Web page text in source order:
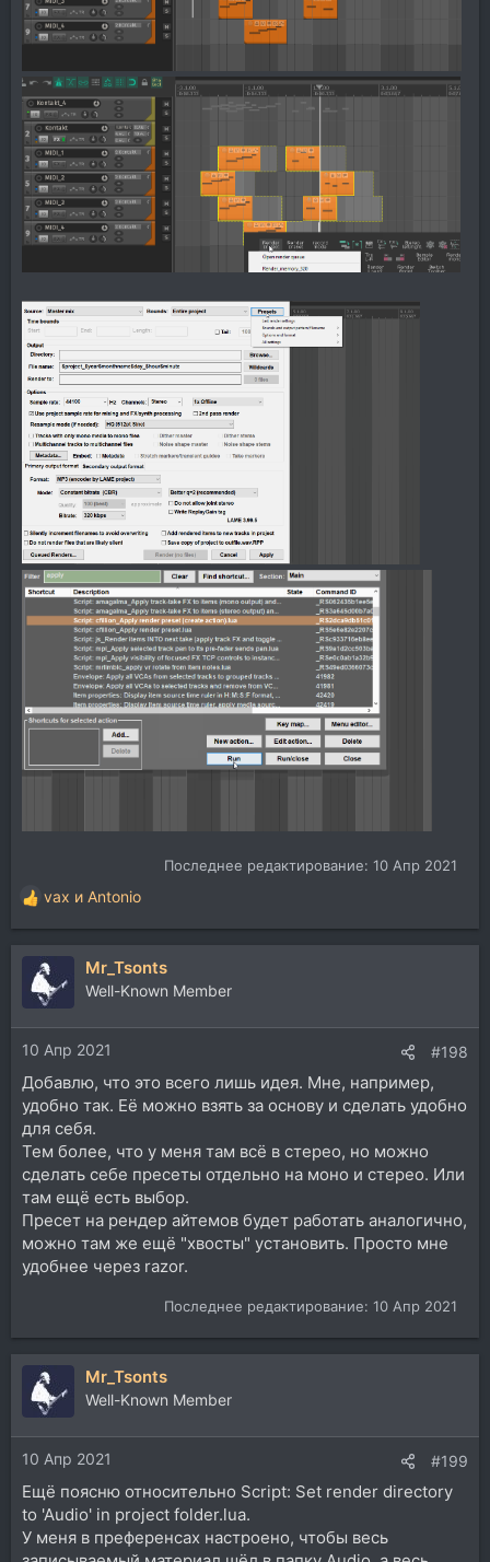
Последнее редактирование: 10 Апр 2021
Р
е
а
и
и
:
vax и Antonio
Mr_Tsonts
Well-Known Member
10 Апр 2021 #198
Добавлю, что это всего лишь идея. Мне, например,
удобно так. Её можно взять за основу и сделать удобно
для себя.
Тем более, что у меня там всё в стерео, но можно
сделать себе пресеты отдельно на моно и стерео. Или
там ещё есть выбор.
Пресет на рендер айтемов будет работать аналогично,
можно там же ещё "хвосты" установить. Просто мне
удобнее через razor.
Последнее редактирование: 10 Апр 2021
Mr_Tsonts
Well-Known Member
10 Апр 2021 #199
Ещё поясню относительно Script: Set render directory
to 'Audio' in project folder.lua.
У меня в преференсах настроено, чтобы весь